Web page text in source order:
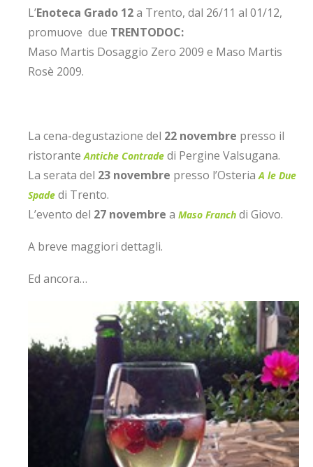
L’Enoteca Grado 12a Trento, dal 26/11 al 01/12,
promuove due TRENTODOC:
Maso Martis Dosaggio Zero 2009 e Maso Martis
Rosè 2009.
La cena-degustazione del 22 novembre presso il
ristoranteAntiche Contrade di Pergine Valsugana.
La serata del 23 novembre presso l’OsteriaA le Due
Spade di Trento.
L’evento del 27 novembre a Maso Franch di Giovo.
A breve maggiori dettagli.
Ed ancora…